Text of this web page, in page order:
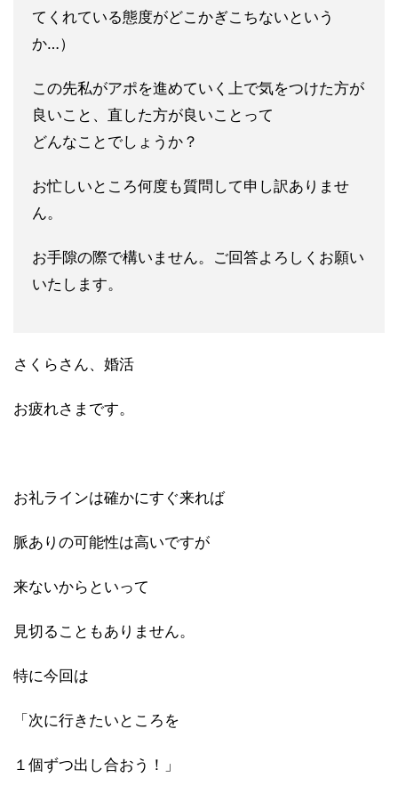
てくれている態度がどこかぎこちないという
か…）
この先私がアポを進めていく上で気をつけた方が
良いこと、直した方が良いことって
どんなことでしょうか？
お忙しいところ何度も質問して申し訳ありませ
ん。
お手隙の際で構いません。ご回答よろしくお願い
いたします。
さくらさん、婚活
お疲れさまです。
お礼ラインは確かにすぐ来れば
脈ありの可能性は高いですが
来ないからといって
見切ることもありません。
特に今回は
「次に行きたいところを
１個ずつ出し合おう！」